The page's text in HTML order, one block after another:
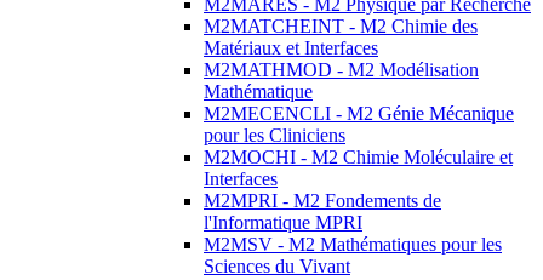
M2MARES - M2 Physique par Recherche
M2MATCHEINT - M2 Chimie des
Matériaux et Interfaces
M2MATHMOD - M2 Modélisation
Mathématique
M2MECENCLI - M2 Génie Mécanique
pour les Cliniciens
M2MOCHI - M2 Chimie Moléculaire et
Interfaces
M2MPRI - M2 Fondements de
l'Informatique MPRI
M2MSV - M2 Mathématiques pour les
Sciences du Vivant